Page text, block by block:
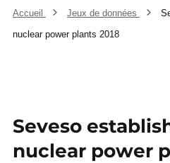
Accueil Jeux de données
nuclear power plants 2018
Seveso
nuclear power